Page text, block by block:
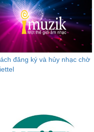
đăng ký và hủy nhạc chờ